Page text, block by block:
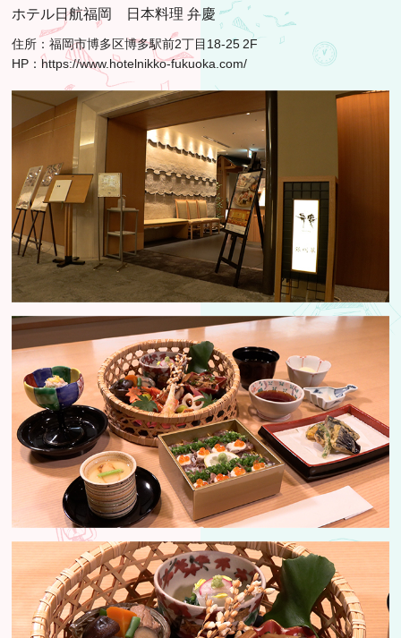
ホテル日航福岡 日本料理 弁慶
住所：福岡市博多区博多駅前2丁目18-25 2F
HP：https://www.hotelnikko-fukuoka.com/